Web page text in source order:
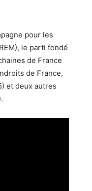
pour les
le parti fondé
de France
de France,
et deux autres